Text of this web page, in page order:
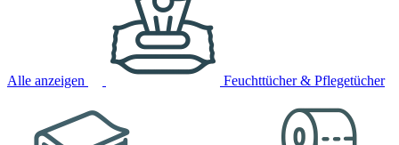
Alle anzeigen Feuchttücher & Pflegetücher